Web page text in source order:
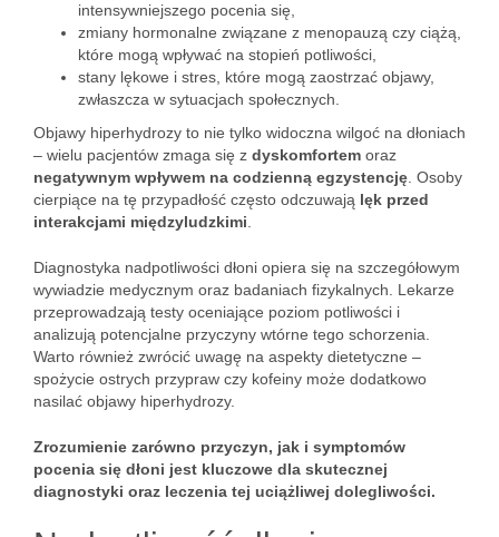
intensywniejszego pocenia się,
zmiany hormonalne związane z menopauzą czy ciążą,
które mogą wpływać na stopień potliwości,
stany lękowe i stres, które mogą zaostrzać objawy,
zwłaszcza w sytuacjach społecznych.
Objawy hiperhydrozy to nie tylko widoczna wilgoć na dłoniach
– wielu pacjentów zmaga się z dyskomfortem oraz
negatywnym wpływem na codzienną egzystencję . Osoby
cierpiące na tę przypadłość często odczuwają lęk przed
interakcjami międzyludzkimi
Diagnostyka nadpotliwości dłoni opiera się na szczegółowym
wywiadzie medycznym oraz badaniach fizykalnych. Lekarze
przeprowadzają testy oceniające poziom potliwości i
analizują potencjalne przyczyny wtórne tego schorzenia.
Warto również zwrócić uwagę na aspekty dietetyczne –
spożycie ostrych przypraw czy kofeiny może dodatkowo
nasilać objawy hiperhydrozy.
Zrozumienie zarówno przyczyn, jak i symptomów
pocenia się dłoni jest kluczowe dla skutecznej
diagnostyki oraz leczenia tej uciążliwej dolegliwości.